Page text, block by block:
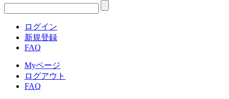
ログイン
新規登録
FAQ
Myページ
ログアウト
FAQ